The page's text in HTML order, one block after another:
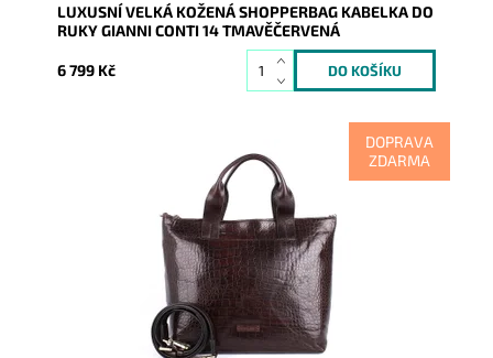
LUXUSNÍ VELKÁ KOŽENÁ SHOPPERBAG KABELKA DO
RUKY GIANNI CONTI 14 TMAVĚČERVENÁ
6 799 Kč
DOPRAVA
ZDARMA
Luxusní kožená dámská shopperbag tmavěhnědá
kabelka do ruky Gianni Conti s povrchem imitujícím
Skladem
16676
Gianni Conti
2 roky